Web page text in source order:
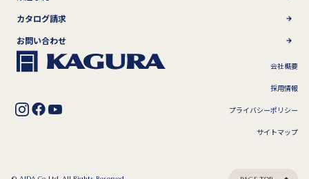
カタログ請求
お問い合わせ
会社概要
採用情報
プライバシーポリシー
サイトマップ